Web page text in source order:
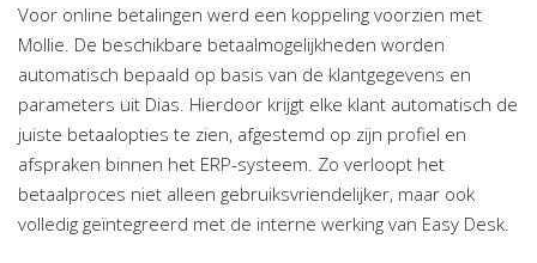
Voor online betalingen werd een koppeling voorzien met
Mollie. De beschikbare betaalmogelijkheden worden
automatisch bepaald op basis van de klantgegevens en
parameters uit Dias. Hierdoor krijgt elke klant automatisch de
juiste betaalopties te zien, afgestemd op zijn profiel en
afspraken binnen het ERP-systeem. Zo verloopt het
betaalproces niet alleen gebruiksvriendelijker, maar ook
volledig geïntegreerd met de interne werking van Easy Desk.